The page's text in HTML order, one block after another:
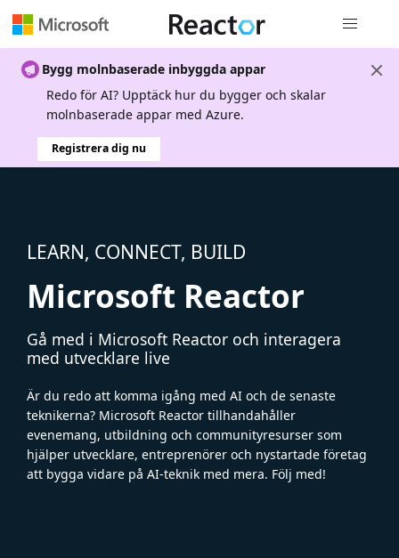
Bygg molnbaserade inbyggda appar
Redo för AI? Upptäck hur du bygger och skalar
molnbaserade appar med Azure.
Registrera dig nu
LEARN, CONNECT, BUILD
Microsoft Reactor
Gå med i Microsoft Reactor och interagera
med utvecklare live
Är du redo att komma igång med AI och de senaste
teknikerna? Microsoft Reactor tillhandahåller
evenemang, utbildning och communityresurser som
hjälper utvecklare, entreprenörer och nystartade företag
att bygga vidare på AI-teknik med mera. Följ med!